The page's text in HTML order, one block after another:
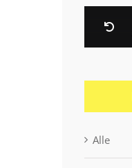
Alle